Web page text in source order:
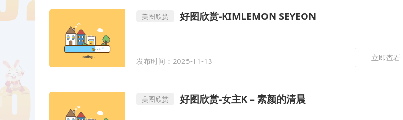
美图欣赏 好图欣赏-KIMLEMON SEYEON
发布时间：2025-11-13 立即查看
美图欣赏 好图欣赏-女主K – 素颜的清晨